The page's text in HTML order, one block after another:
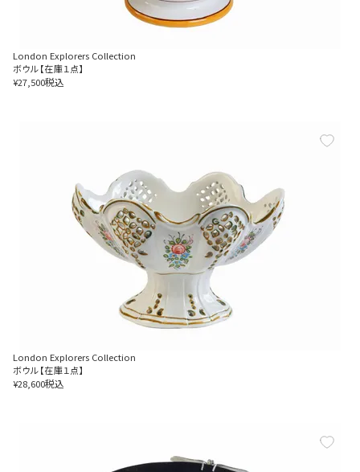
London Explorers Collection
ボウル【在庫１点】
¥27,500税込
London Explorers Collection
ボウル【在庫１点】
¥28,600税込